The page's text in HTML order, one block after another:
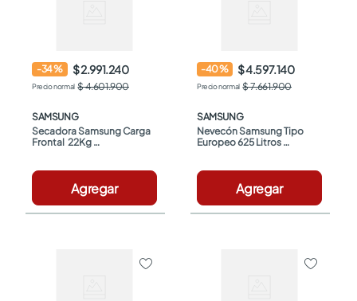
-34% $ 2.991.240
$ 4.601.900
SAMSUNG
Secadora Samsung Carga
Frontal  22Kg
Agregar
-40% $ 4.597.140
$ 7.661.900
SAMSUNG
Nevecón Samsung Tipo
Europeo 625 Litros
Agregar